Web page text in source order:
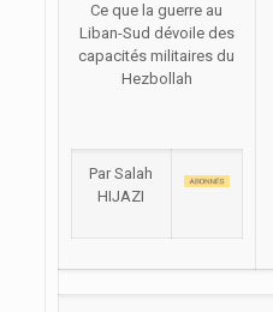
Ce que la guerre au
Liban-Sud dévoile des
capacités militaires du
Hezbollah
Par Salah
HIJAZI